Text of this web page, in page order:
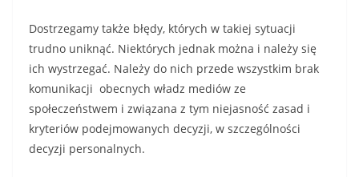
Dostrzegamy także błędy, których w takiej sytuacji
trudno uniknąć. Niektórych jednak można i należy się
ich wystrzegać. Należy do nich przede wszystkim brak
komunikacji obecnych władz mediów ze
społeczeństwem i związana z tym niejasność zasad i
kryteriów podejmowanych decyzji, w szczególności
decyzji personalnych.